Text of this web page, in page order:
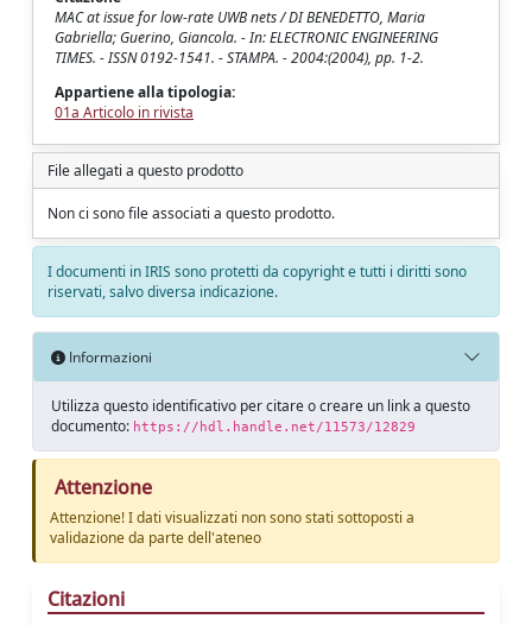
MAC at issue for low-rate UWB nets / DI BENEDETTO, Maria
Gabriella; Guerino, Giancola. - In: ELECTRONIC ENGINEERING
TIMES. - ISSN 0192-1541. - STAMPA. - 2004:(2004), pp. 1-2.
Appartiene alla tipologia:
01a Articolo in rivista
File allegati a questo prodotto
Non ci sono file associati a questo prodotto.
I documenti in IRIS sono protetti da copyright e tutti i diritti sono
riservati, salvo diversa indicazione.
Informazioni
Utilizza questo identificativo per citare o creare un link a questo
documento: https://hdl.handle.net/11573/12829
Attenzione
Attenzione! I dati visualizzati non sono stati sottoposti a
validazione da parte dell'ateneo
Citazioni